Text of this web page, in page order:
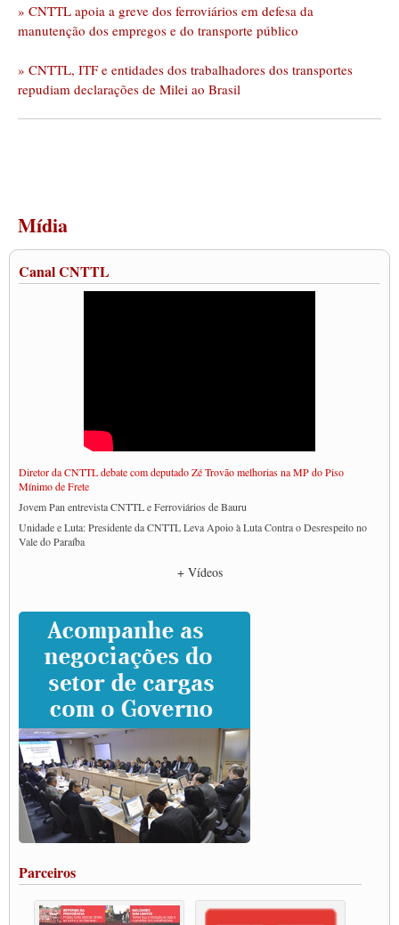
» CNTTL apoia a greve dos ferroviários em defesa da
manutenção dos empregos e do transporte público
» CNTTL, ITF e entidades dos trabalhadores dos transportes
repudiam declarações de Milei ao Brasil
Mídia
Canal CNTTL
Diretor da CNTTL debate com deputado Zé Trovão melhorias na MP do Piso
Mínimo de Frete
Jovem Pan entrevista CNTTL e Ferroviários de Bauru
Unidade e Luta: Presidente da CNTTL Leva Apoio à Luta Contra o Desrespeito no
Vale do Paraíba
Caminhoneiros prometem paralisação e cobram diálogo com Lula
CNTTL e lideranças de caminhoneiros participam de debate sobre saúde nas
rodovias
Paulinho e Litti debatem política global para transporte rodoviário de cargas na
SUTCRA no Uruguai
Grande Conquista da Categoria transporte de Cargas e Caminhoneiros Autonomos
ENCONTRO INTERNACIONAL EM APOIO A CLASSE TRABALHADORA
DO BRASIL E A ELEIÇÃO 2022
Carta às Brasileiras e aos Brasileiros em Defesa do Estado Democrático de Direito
Paulinho, presidente da CNTTL, faz balanço do 3º Congresso da CNTTL
Caminhoneiros aprovam greve a partir do 1º de novembro
Rodoviários de Feira Santana fazem Assembleia para avaliar proposta de reajuste
salarial
Vacina Já: Lockdown de 24 horas dos trabalhadores em transportes está mantido,
Condutores de Guarulhos farão greve sanitária nesta terça-feira (20)
+ Vídeos
Parceiros